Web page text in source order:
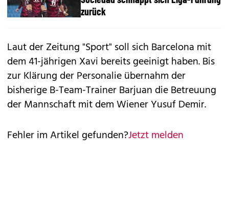
zurück
Laut der Zeitung "Sport" soll sich Barcelona mit
dem 41-jährigen Xavi bereits geeinigt haben. Bis
zur Klärung der Personalie übernahm der
bisherige B-Team-Trainer Barjuan die Betreuung
der Mannschaft mit dem Wiener Yusuf Demir.
Fehler im Artikel gefunden?Jetzt melden